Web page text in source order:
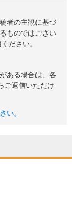
者の主観に基づ
ものではござい
ださい。
ある場合は、各
ご返信いただけ
い。